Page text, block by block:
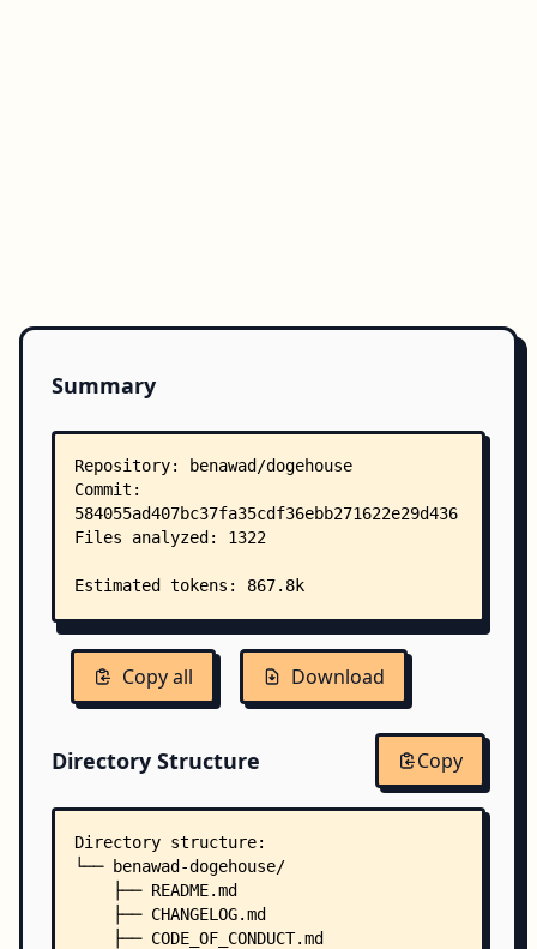
Summary
Copy all Download
Directory Structure Copy
Directory structure:
└── benawad-dogehouse/
    ├── README.md
    ├── CHANGELOG.md
    ├── CODE_OF_CONDUCT.md